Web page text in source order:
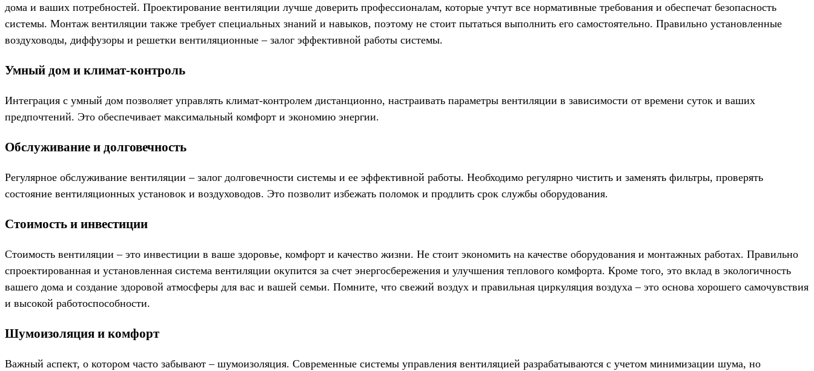
дома и ваших потребностей. Проектирование вентиляции лучше доверить профессионалам, которые учтут все нормативные требования и обеспечат безопасность
системы. Монтаж вентиляции также требует специальных знаний и навыков, поэтому не стоит пытаться выполнить его самостоятельно. Правильно установленные
воздуховоды, диффузоры и решетки вентиляционные – залог эффективной работы системы.
Умный дом и климат-контроль
Интеграция с умный дом позволяет управлять климат-контролем дистанционно, настраивать параметры вентиляции в зависимости от времени суток и ваших
предпочтений. Это обеспечивает максимальный комфорт и экономию энергии.
Обслуживание и долговечность
Регулярное обслуживание вентиляции – залог долговечности системы и ее эффективной работы. Необходимо регулярно чистить и заменять фильтры, проверять
состояние вентиляционных установок и воздуховодов. Это позволит избежать поломок и продлить срок службы оборудования.
Стоимость и инвестиции
Стоимость вентиляции – это инвестиции в ваше здоровье, комфорт и качество жизни. Не стоит экономить на качестве оборудования и монтажных работах. Правильно
спроектированная и установленная система вентиляции окупится за счет энергосбережения и улучшения теплового комфорта. Кроме того, это вклад в экологичность
вашего дома и создание здоровой атмосферы для вас и вашей семьи. Помните, что свежий воздух и правильная циркуляция воздуха – это основа хорошего самочувствия
и высокой работоспособности.
Шумоизоляция и комфорт
Важный аспект, о котором часто забывают – шумоизоляция. Современные системы управления вентиляцией разрабатываются с учетом минимизации шума, но